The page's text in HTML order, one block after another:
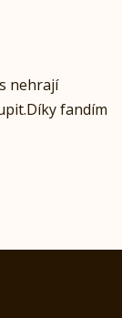
nehrají
fandím